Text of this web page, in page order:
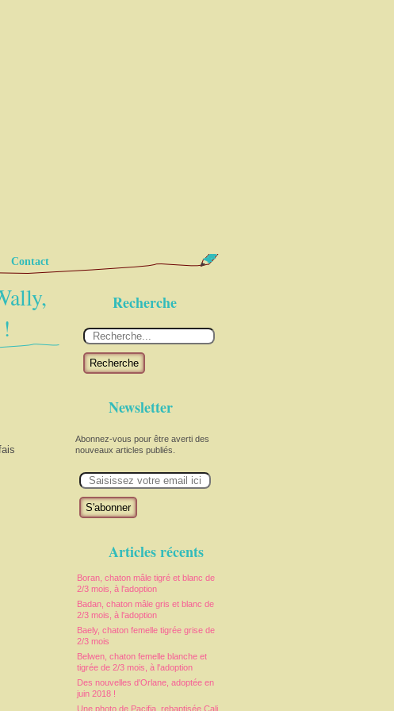
Contact
Recherche
Recherche
Newsletter
Abonnez-vous pour être averti des
nouveaux articles publiés.
m
Articles récents
Boran, chaton mâle tigré et blanc de
2/3 mois, à l'adoption
Badan, chaton mâle gris et blanc de
2/3 mois, à l'adoption
Baely, chaton femelle tigrée grise de
2/3 mois
Belwen, chaton femelle blanche et
tigrée de 2/3 mois, à l'adoption
Des nouvelles d'Orlane, adoptée en
juin 2018 !
Une photo de Pacifia, rebaptisée Cali,